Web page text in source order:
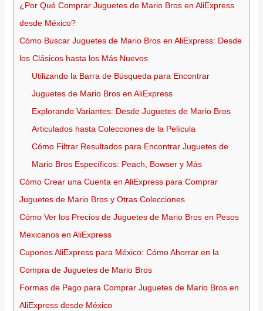
¿Por Qué Comprar Juguetes de Mario Bros en AliExpress
desde México?
Cómo Buscar Juguetes de Mario Bros en AliExpress: Desde
los Clásicos hasta los Más Nuevos
Utilizando la Barra de Búsqueda para Encontrar
Juguetes de Mario Bros en AliExpress
Explorando Variantes: Desde Juguetes de Mario Bros
Articulados hasta Colecciones de la Película
Cómo Filtrar Resultados para Encontrar Juguetes de
Mario Bros Específicos: Peach, Bowser y Más
Cómo Crear una Cuenta en AliExpress para Comprar
Juguetes de Mario Bros y Otras Colecciones
Cómo Ver los Precios de Juguetes de Mario Bros en Pesos
Mexicanos en AliExpress
Cupones AliExpress para México: Cómo Ahorrar en la
Compra de Juguetes de Mario Bros
Formas de Pago para Comprar Juguetes de Mario Bros en
AliExpress desde México